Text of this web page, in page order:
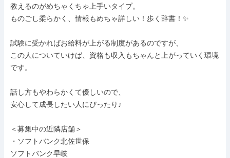
教えるのがめちゃくちゃ上手いタイプ。
ものごし柔らかく、情報もめちゃ詳しい！歩く辞書！✨
試験に受かればお給料が上がる制度があるのですが、
この人についていけば、資格も収入もちゃんと上がっていく環境
です。
話し方もやわらかくて優しいので、
安心して成長したい人にぴったり♪
＜募集中の近隣店舗＞
・ソフトバンク北佐世保
ソフトバンク早岐